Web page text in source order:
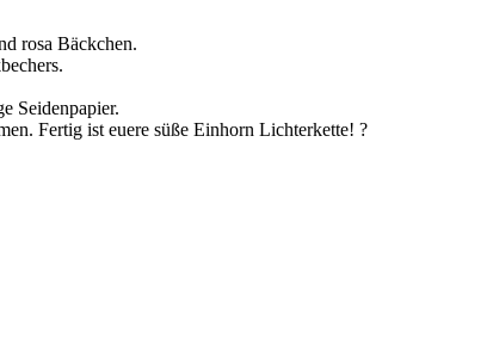
rosa Bäckchen.
Seidenpapier.
Fertig ist euere süße Einhorn Lichterkette! ?